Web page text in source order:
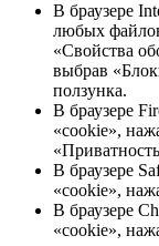
В браузере
любых
«Свойства
выбрав
ползунка.
В браузере
«cookie»,
В браузере
«cookie»,
В браузере
«cookie»,